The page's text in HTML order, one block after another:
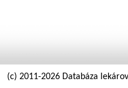
(c) 2011-2026 Databáza